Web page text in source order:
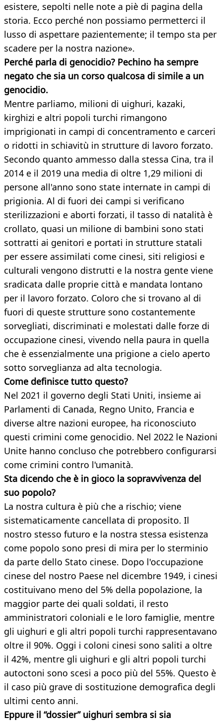
esistere, sepolti nelle note a piè di pagina della
storia. Ecco perché non possiamo permetterci il
lusso di aspettare pazientemente; il tempo sta per
scadere per la nostra nazione».
Perché parla di genocidio? Pechino ha sempre
negato che sia un corso qualcosa di simile a un
genocidio.
Mentre parliamo, milioni di uighuri, kazaki,
kirghizi e altri popoli turchi rimangono
imprigionati in campi di concentramento e carceri
o ridotti in schiavitù in strutture di lavoro forzato.
Secondo quanto ammesso dalla stessa Cina, tra il
2014 e il 2019 una media di oltre 1,29 milioni di
persone all'anno sono state internate in campi di
prigionia. Al di fuori dei campi si verificano
sterilizzazioni e aborti forzati, il tasso di natalità è
crollato, quasi un milione di bambini sono stati
sottratti ai genitori e portati in strutture statali
per essere assimilati come cinesi, siti religiosi e
culturali vengono distrutti e la nostra gente viene
sradicata dalle proprie città e mandata lontano
per il lavoro forzato. Coloro che si trovano al di
fuori di queste strutture sono costantemente
sorvegliati, discriminati e molestati dalle forze di
occupazione cinesi, vivendo nella paura in quella
che è essenzialmente una prigione a cielo aperto
sotto sorveglianza ad alta tecnologia.
Come definisce tutto questo?
Nel 2021 il governo degli Stati Uniti, insieme ai
Parlamenti di Canada, Regno Unito, Francia e
diverse altre nazioni europee, ha riconosciuto
questi crimini come genocidio. Nel 2022 le Nazioni
Unite hanno concluso che potrebbero configurarsi
come crimini contro l'umanità.
Sta dicendo che è in gioco la sopravvivenza del
suo popolo?
La nostra cultura è più che a rischio; viene
sistematicamente cancellata di proposito. Il
nostro stesso futuro e la nostra stessa esistenza
come popolo sono presi di mira per lo sterminio
da parte dello Stato cinese. Dopo l'occupazione
cinese del nostro Paese nel dicembre 1949, i cinesi
costituivano meno del 5% della popolazione, la
maggior parte dei quali soldati, il resto
amministratori coloniali e le loro famiglie, mentre
gli uighuri e gli altri popoli turchi rappresentavano
oltre il 90%. Oggi i coloni cinesi sono saliti a oltre
il 42%, mentre gli uighuri e gli altri popoli turchi
autoctoni sono scesi a poco più del 55%. Questo è
il caso più grave di sostituzione demografica degli
ultimi cento anni.
Eppure il “dossier” uighuri sembra si sia